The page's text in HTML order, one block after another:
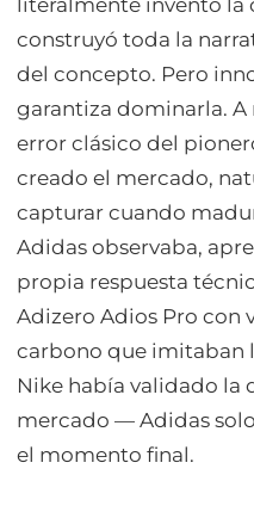
literalmente inventó la
construyó toda la
del concepto. Pero
garantiza dominarla.
error clásico del
creado el mercado,
capturar cuando
Adidas observaba,
propia respuesta
Adizero Adios Pro con
carbono que imitaban
Nike había validado la
mercado — Adidas
el momento final.